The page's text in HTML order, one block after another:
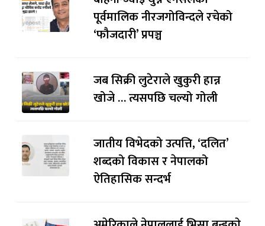
पूर्वमालिक नीरजगोविन्दले रचेको
‘फौजदारी’ प्रपञ्च
जब सिक्री लुटेराले खुकुरी हान्न
खोजे … त्यसपछि चल्यो गोली
जातीय विभेदको उत्पत्ति, ‘दलित’
शब्दको विकास र नेपालको
ऐतिहासिक सन्दर्भ